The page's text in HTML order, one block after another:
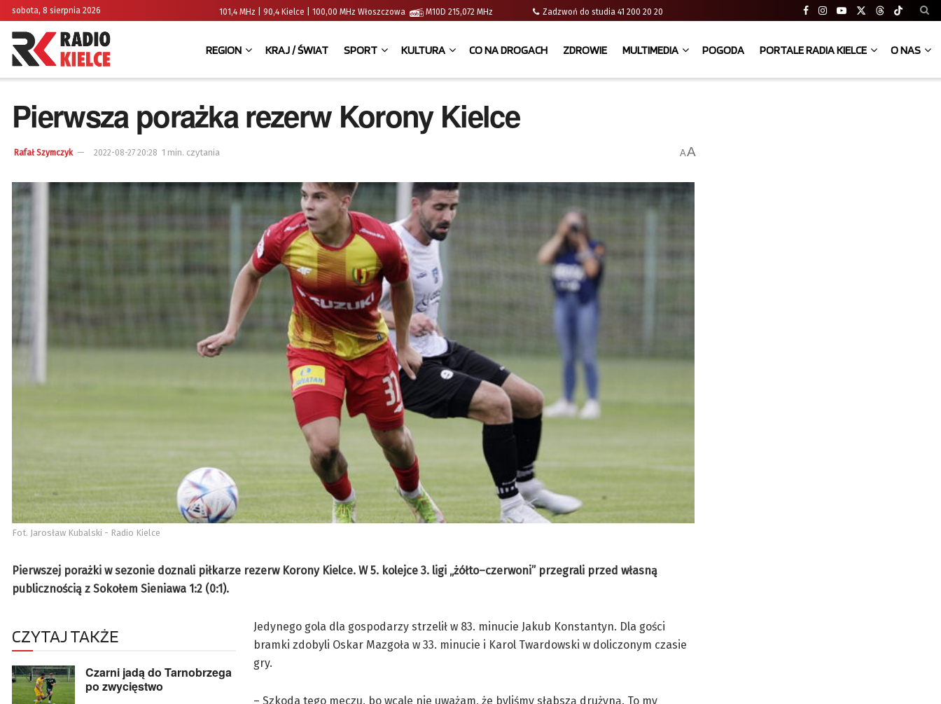
sobota, 8 sierpnia 2026 101,4 MHz | 90,4 Kielce | 100,00 MHz Włoszczowa M10D 215,072 MHz Zadzwoń do studia 41 200 20 20
REGION KRAJ / ŚWIAT SPORT KULTURA CO NA DROGACH ZDROWIE MULTIMEDIA POGODA PORTALE RADIA KIELCE O NAS
Pierwsza porażka rezerw Korony Kielce
Rafał Szymczyk 2022-08-27 20:28 1 min. czytania AA
Fot. Jarosław Kubalski - Radio Kielce
Pierwszej porażki w sezonie doznali piłkarze rezerw Korony Kielce. W 5. kolejce 3. ligi „żółto–czerwoni” przegrali przed własną
publicznością z Sokołem Sieniawa 1:2 (0:1).
CZYTAJ TAKŻE
Czarni jadą do Tarnobrzega
po zwycięstwo
Jedynego gola dla gospodarzy strzelił w 83. minucie Jakub Konstantyn. Dla gości
bramki zdobyli Oskar Mazgoła w 33. minucie i Karol Twardowski w doliczonym czasie
gry.
– Szkoda tego meczu, bo wcale nie uważam, że byliśmy słabszą drużyną. To my